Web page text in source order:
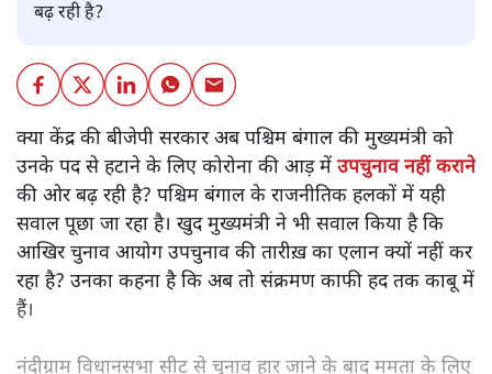
बढ़ रही है?
क्या केंद्र की बीजेपी सरकार अब पश्चिम बंगाल की मुख्यमंत्री को
उनके पद से हटाने के लिए कोरोना की आड़ में उपचुनाव नहीं कराने
की ओर बढ़ रही है? पश्चिम बंगाल के राजनीतिक हलकों में यही
सवाल पूछा जा रहा है। खुद मुख्यमंत्री ने भी सवाल किया है कि
आखिर चुनाव आयोग उपचुनाव की तारीख़ का एलान क्यों नहीं कर
रहा है? उनका कहना है कि अब तो संक्रमण काफी हद तक काबू में
हैं।
नंदीग्राम विधानसभा सीट से चुनाव हार जाने के बाद ममता के लिए